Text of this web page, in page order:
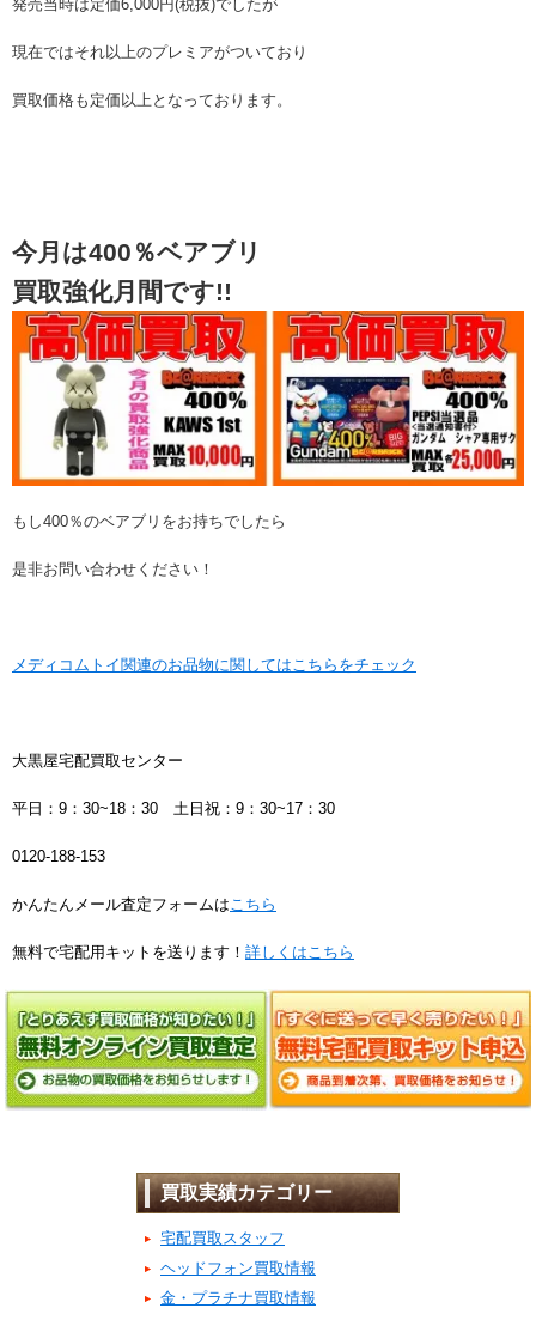
発売当時は定価6,000円(税抜)でしたが
現在ではそれ以上のプレミアがついており
買取価格も定価以上となっております。
今月は400％ベアブリ
買取強化月間です!!
もし400％のベアブリをお持ちでしたら
是非お問い合わせください！
メディコムトイ関連のお品物に関してはこちらをチェック
大黒屋宅配買取センター
平日：9：30~18：30 土日祝：9：30~17：30
0120-188-153
かんたんメール査定フォームはこちら
無料で宅配用キットを送ります！ 詳しくはこちら
買取実績カテゴリー
宅配買取スタッフ
ヘッドフォン買取情報
金・プラチナ買取情報